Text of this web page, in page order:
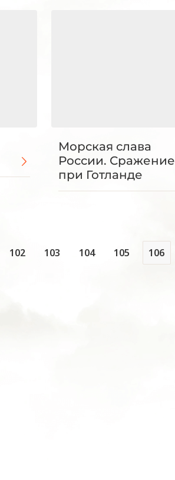
Морская слава
России. Сражение
при Готланде
102 103 104 105 106